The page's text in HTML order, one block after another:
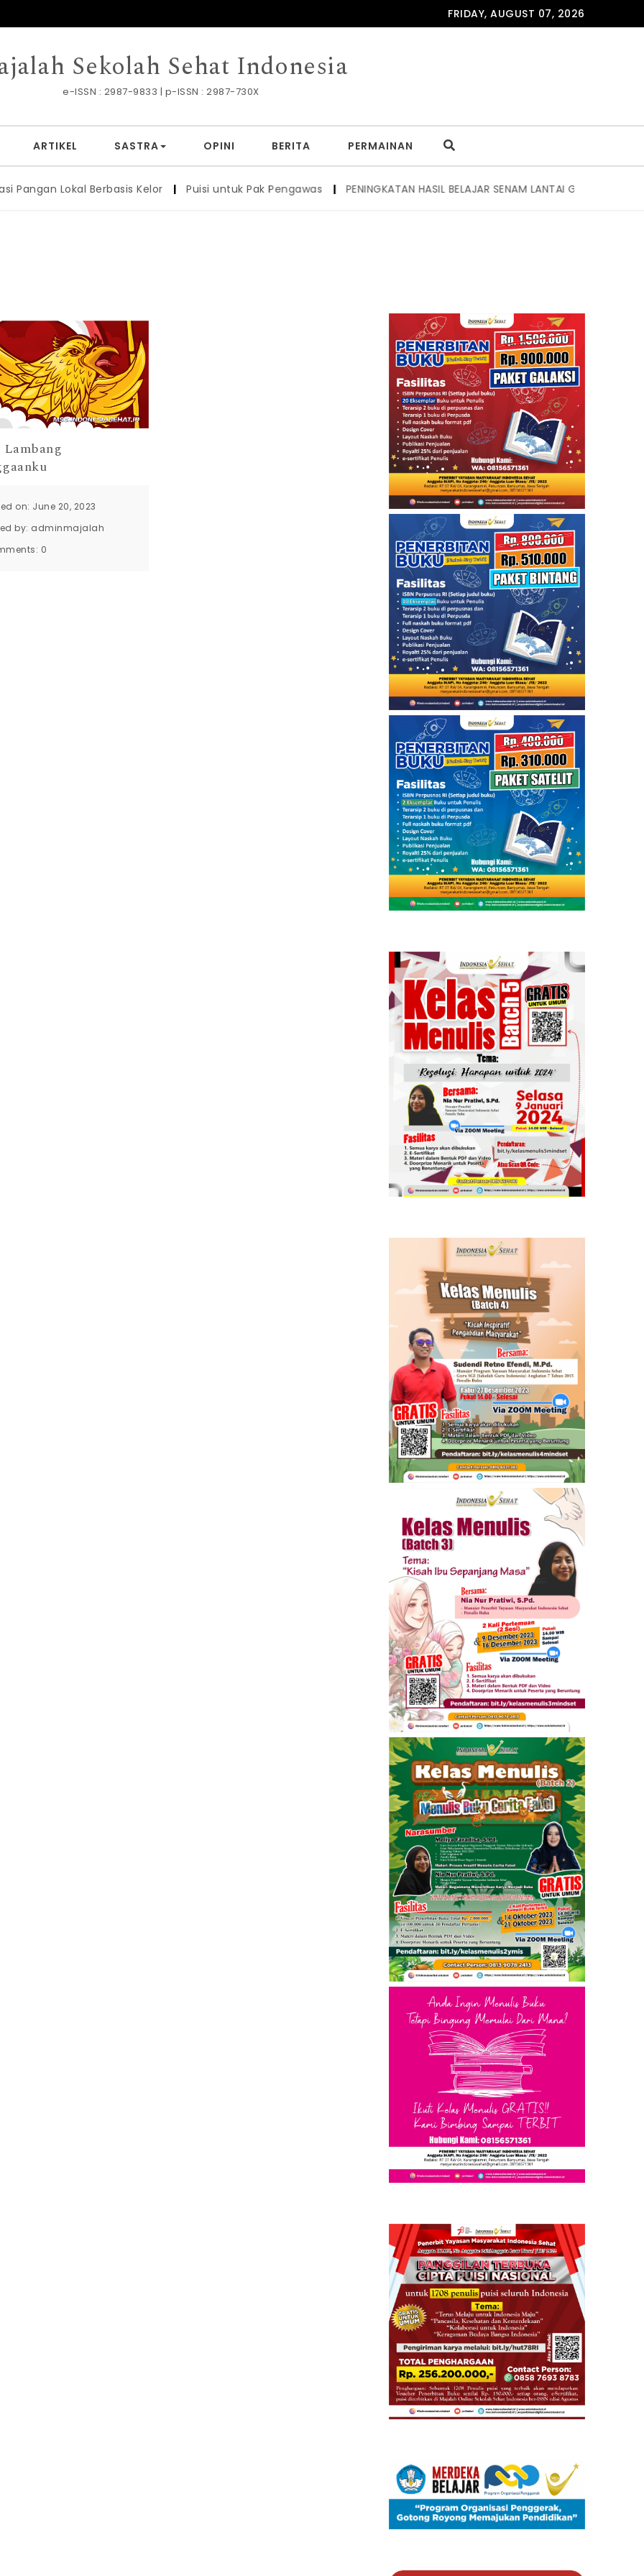
FRIDAY, AUGUST 07, 2026
Sekolah Sehat Indonesia
e-ISSN : 2987-9833 | p-ISSN : 2987-730X
ARTIKEL SASTRA OPINI BERITA PERMAINAN
Lokal Berbasis Kelor | Puisi untuk Pak Pengawas | PENINGKATAN HASIL BELAJAR SENAM LANTAI GULING DEPAN
Lambang
on: June 20, 2023
by: adminmajalah
0